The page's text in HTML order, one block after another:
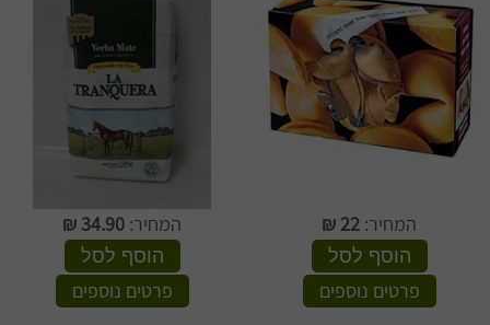
המחיר: 22
₪
הוסף לסל
פרטים נוספים
המחיר: 34.90
₪
הוסף לסל
פרטים נוספים